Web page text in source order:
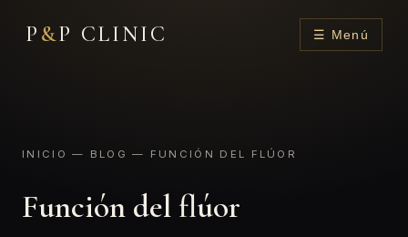
P &P CLINIC ☰ Menú
INICIO — BLOG — FUNCIÓN DEL FLÚOR
Función del flúor